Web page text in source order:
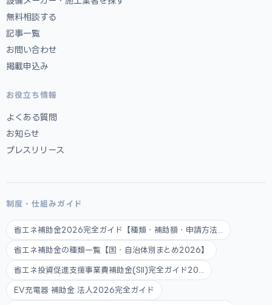
無料相談する
記事一覧
お問い合わせ
掲載申込み
お役立ち情報
よくある質問
お知らせ
プレスリリース
制度・仕組みガイド
省エネ補助金2026完全ガイド【種類・補助額・申請方法...
省エネ補助金の種類一覧【国・自治体別まとめ2026】
省エネ投資促進支援事業費補助金(SII)完全ガイド20...
EV充電器 補助金 法人2026完全ガイド